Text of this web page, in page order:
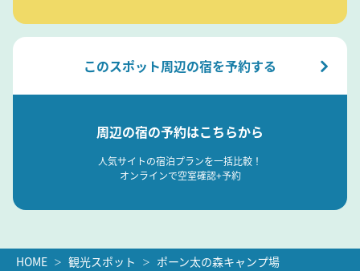
このスポット周辺の宿を予約する
周辺の宿の予約はこちらから
人気サイトの宿泊プランを一括比較！
オンラインで空室確認+予約
HOME 観光スポット ポーン太の森キャンプ場